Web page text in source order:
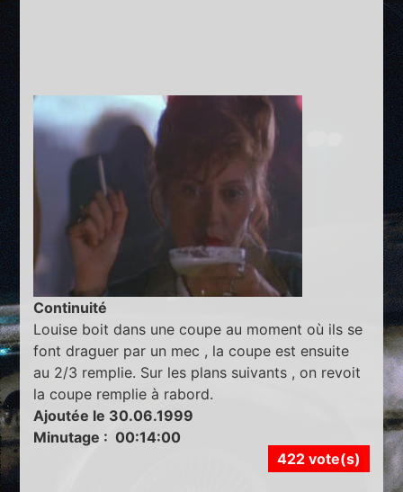
Continuité
Louise boit dans une coupe au moment où ils se
font draguer par un mec , la coupe est ensuite
au 2/3 remplie. Sur les plans suivants , on revoit
la coupe remplie à rabord.
Ajoutée le 30.06.1999
Minutage : 00:14:00
422 vote(s)